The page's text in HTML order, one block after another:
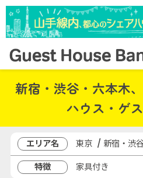
新宿・渋谷・六本木
ハウス・ゲ
エリア名
東京 / 新宿・渋
特徴
家具付き